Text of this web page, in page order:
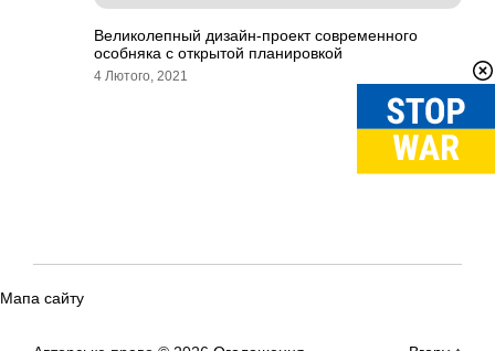
Великолепный дизайн-проект современного
особняка с открытой планировкой
4 Лютого, 2021
Мапа сайту